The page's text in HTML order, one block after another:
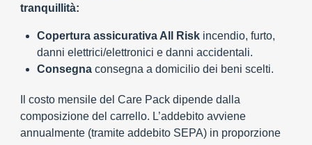
tranquillità:
Copertura assicurativa All Risk incendio, furto,
danni elettrici/elettronici e danni accidentali.
Consegna consegna a domicilio dei beni scelti.
Il costo mensile del Care Pack dipende dalla
composizione del carrello. L’addebito avviene
annualmente (tramite addebito SEPA) in proporzione